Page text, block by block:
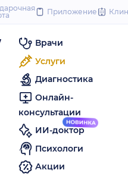
to
Приложение
Врачи
Услуги
Диагностика
Онлайн-
консультации
ИИ-доктор
Психологи
Акции